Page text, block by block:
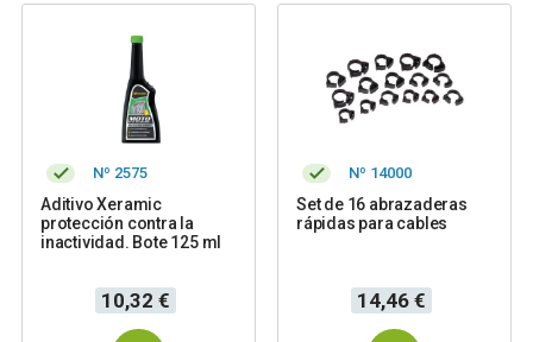
Nº 2575
Aditivo Xeramic
protección contra la
inactividad. Bote 125 ml
Precio
10,32 €
Nº 14000
Set de 16 abrazaderas
rápidas para cables
Precio
14,46 €